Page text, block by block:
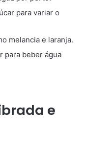
para variar o
melancia e laranja.
para beber água
e